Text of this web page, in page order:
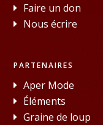
Faire un don
Nous écrire
PARTENAIRES
Aper Mode
Éléments
Graine de loup